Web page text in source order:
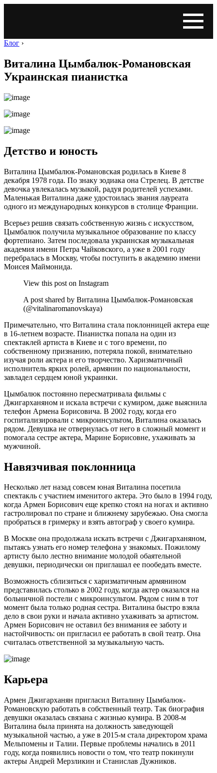
Блог ›
Виталина Цымбалюк-Романовская
Украинская пианистка
Детство и юность
Виталина Цымбалюк-Романовская родилась в Киеве 8
декабря 1978 года. По знаку зодиака она Стрелец. В детстве
девочка увлекалась музыкой, радуя родителей успехами.
Маленькая Виталина даже удостоилась звания лауреата
одного из международных конкурсов в столице Франции.
Всерьез решив связать собственную жизнь с искусством,
Цымбалюк получила музыкальное образование по классу
фортепиано. Затем последовала украинская музыкальная
академия имени Петра Чайковского, а уже в 2001 году
перебралась в Москву, чтобы поступить в академию имени
Моисея Маймонида.
View this post on Instagram
A post shared by Виталина Цымбалюк-Романовская
(@vitalinaromanovskaya)
Примечательно, что Виталина стала поклонницей актера еще
в 16-летнем возрасте. Пианистка попала на один из
спектаклей артиста в Киеве и с того времени, по
собственному признанию, потеряла покой, внимательно
изучая роли актера и его творчество. Харизматичный
исполнитель ярких ролей, армянин по национальности,
завладел сердцем юной украинки.
Цымбалюк постоянно пересматривала фильмы с
Джигарханяном и искала встречи с кумиром, даже выяснила
телефон Армена Борисовича. В 2002 году, когда его
госпитализировали с микроинсультом, Виталина оказалась
рядом. Девушка не отвернулась от него в сложный момент и
помогала сестре актера, Марине Борисовне, ухаживать за
мужчиной.
Навязчивая поклонница
Несколько лет назад совсем юная Виталина посетила
спектакль с участием именитого актера. Это было в 1994 году,
когда Армен Борисович еще крепко стоял на ногах и активно
гастролировал по стране и ближнему зарубежью. Она смогла
пробраться в гримерку и взять автограф у своего кумира.
В Москве она продолжала искать встречи с Джигарханяном,
пытаясь узнать его номер телефона у знакомых. Пожилому
артисту было лестно внимание молодой обаятельной
девушки, периодически он приглашал ее пообедать вместе.
Возможность сблизиться с харизматичным армянином
представилась столько в 2002 году, когда актер оказался на
больничной постели с микроинсультом. Рядом с ним в тот
момент была только родная сестра. Виталина быстро взяла
дело в свои руки и начала активно ухаживать за артистом.
Армен Борисович не оставил без внимания ее заботу и
настойчивость: он пригласил ее работать в свой театр. Она
считалась ответственной за музыкальную часть.
Карьера
Армен Джигарханян пригласил Виталину Цымбалюк-
Романовскую работать в собственный театр. Так биография
девушки оказалась связана с жизнью кумира. В 2008-м
Виталина была принята на должность заведующей
музыкальной частью, а уже в 2015-м стала директором храма
Мельпомены и Талии. Первые проблемы начались в 2011
году, когда появились новости о том, что театр покинули
актеры Андрей Мерзликин и Станислав Дужников.